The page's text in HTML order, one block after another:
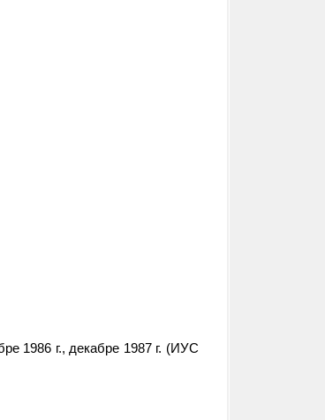
1986 г., декабре 1987 г. (ИУС